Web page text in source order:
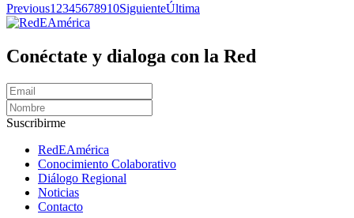
Previous1 2345678910SiguienteÚltima
Conéctate y dialoga con la Red
Suscribirme
RedEAmérica
Conocimiento Colaborativo
Diálogo Regional
Noticias
Contacto